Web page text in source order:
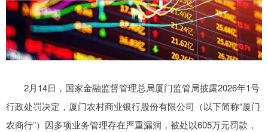
2月14日，国家金融监督管理总局厦门监管局披露2026年1号
行政处罚决定，厦门农村商业银行股份有限公司（以下简称“厦门
农商行”）因多项业务管理存在严重漏洞，被处以605万元罚款，